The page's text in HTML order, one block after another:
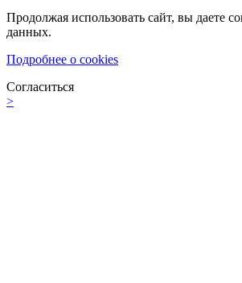
Продолжая использовать сайт, вы даете
данных.
Подробнее о cookies
Согласиться
>